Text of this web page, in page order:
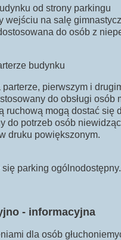
od strony parkingu
wejściu na salę
do osób z
budynku
pierwszym i
do obsługi
ruchową mogą dostać
do potrzeb osób
druku powiększonym.
parking ogólnodostępny.
- informacyjna
dla osób